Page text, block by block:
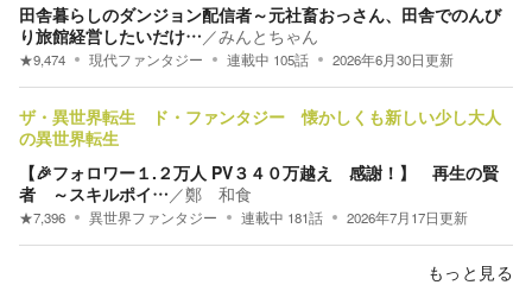
田舎暮らしのダンジョン配信者～元社畜おっさん、田舎でのんび
り旅館経営したいだけ… ／みんとちゃん
★9,474 現代ファンタジー 連載中 105話 2026年6月30日更新
ザ・異世界転生 ド・ファンタジー 懐かしくも新しい少し大人
の異世界転生
【🎉フォロワー１.２万人 PV３４０万越え 感謝！】 再生の賢
者 ～スキルポイ… ／鄭 和食
★7,396 異世界ファンタジー 連載中 181話 2026年7月17日更新
もっと見る